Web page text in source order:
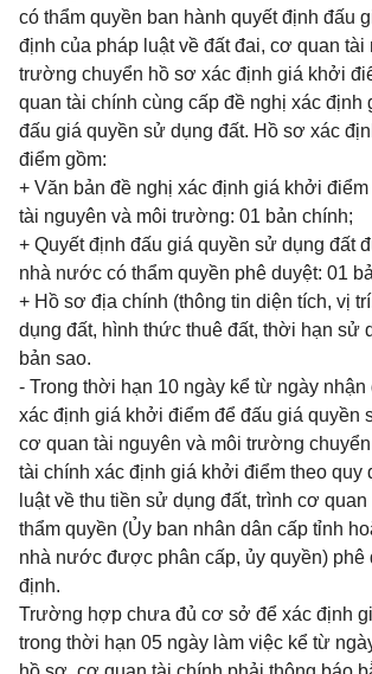
có thẩm quyền ban hành quyết định đấu
định của pháp luật về đất đai, cơ quan tài
trường chuyển hồ sơ xác định giá khởi
quan tài chính cùng cấp đề nghị xác định
đấu giá quyền sử dụng đất. Hồ sơ xác
điểm gồm:
+ Văn bản đề nghị xác định giá khởi
tài nguyên và môi trường: 01 bản chính;
+ Quyết định đấu giá quyền sử dụng đất
nhà nước có thẩm quyền phê duyệt: 01
+ Hồ sơ địa chính (thông tin diện tích, vị
dụng đất, hình thức thuê đất, thời hạn sử
bản sao.
- Trong thời hạn 10 ngày kể từ ngày
xác định giá khởi điểm để đấu giá quyền
cơ quan tài nguyên và môi trường
tài chính xác định giá khởi điểm theo quy
luật về thu tiền sử dụng đất, trình cơ
thẩm quyền (Ủy ban nhân dân cấp tỉnh
nhà nước được phân cấp, ủy quyền) phê
định.
Trường hợp chưa đủ cơ sở để xác định
trong thời hạn 05 ngày làm việc kể từ